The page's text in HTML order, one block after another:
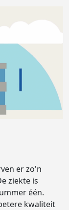
er zo'n
ziekte is
één.
kwaliteit